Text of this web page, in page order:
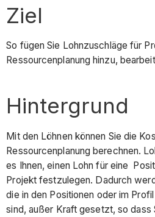
Ziel
So fügen Sie Lohnzuschläge für
Ressourcenplanung hinzu,
Hintergrund
Mit den Löhnen können Sie die
Ressourcenplanung berechnen.
es Ihnen, einen Lohn für eine
Projekt festzulegen. Dadurch
die in den Positionen oder im
sind, außer Kraft gesetzt, so dass